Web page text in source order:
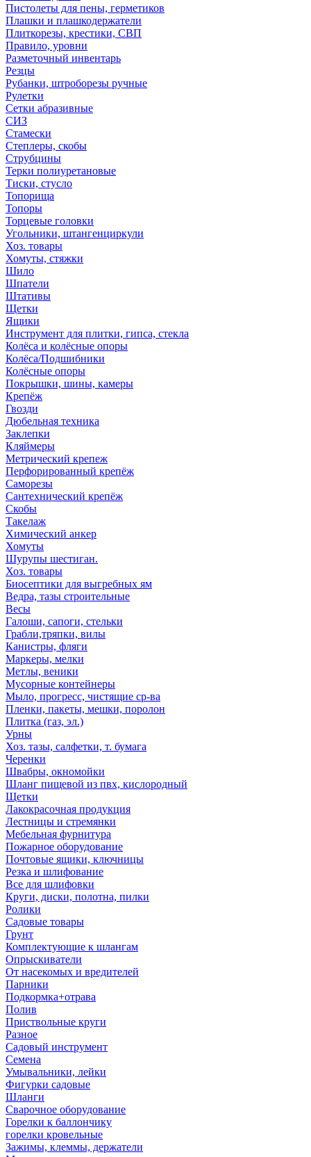
Пистолеты для пены, герметиков
Плашки и плашкодержатели
Плиткорезы, крестики, СВП
Правило, уровни
Разметочный инвентарь
Резцы
Рубанки, штроборезы ручные
Рулетки
Сетки абразивные
СИЗ
Стамески
Степлеры, скобы
Струбцины
Терки полиуретановые
Тиски, стусло
Топорища
Топоры
Торцевые головки
Угольники, штангенциркули
Хоз. товары
Хомуты, стяжки
Шило
Шпатели
Штативы
Щетки
Ящики
Инструмент для плитки, гипса, стекла
Колёса и колёсные опоры
Колёса/Подшибники
Колёсные опоры
Покрышки, шины, камеры
Крепёж
Гвозди
Дюбельная техника
Заклепки
Кляймеры
Метрический крепеж
Перфорированный крепёж
Саморезы
Сантехнический крепёж
Скобы
Такелаж
Химический анкер
Хомуты
Шурупы шестиган.
Хоз. товары
Биосептики для выгребных ям
Ведра, тазы строительные
Весы
Галоши, сапоги, стельки
Грабли,тряпки, вилы
Канистры, фляги
Маркеры, мелки
Метлы, веники
Мусорные контейнеры
Мыло, прогресс, чистящие ср-ва
Пленки, пакеты, мешки, поролон
Плитка (газ, эл.)
Урны
Хоз. тазы, салфетки, т. бумага
Черенки
Швабры, окномойки
Шланг пищевой из пвх, кислородный
Щетки
Лакокрасочная продукция
Лестницы и стремянки
Мебельная фурнитура
Пожарное оборудование
Почтовые ящики, ключницы
Резка и шлифование
Все для шлифовки
Круги, диски, полотна, пилки
Ролики
Садовые товары
Грунт
Комплектующие к шлангам
Опрыскиватели
От насекомых и вредителей
Парники
Подкормка+отрава
Полив
Приствольные круги
Разное
Садовый инструмент
Семена
Умывальники, лейки
Фигурки садовые
Шланги
Сварочное оборудование
Горелки к баллончику
горелки кровельные
Зажимы, клеммы, держатели